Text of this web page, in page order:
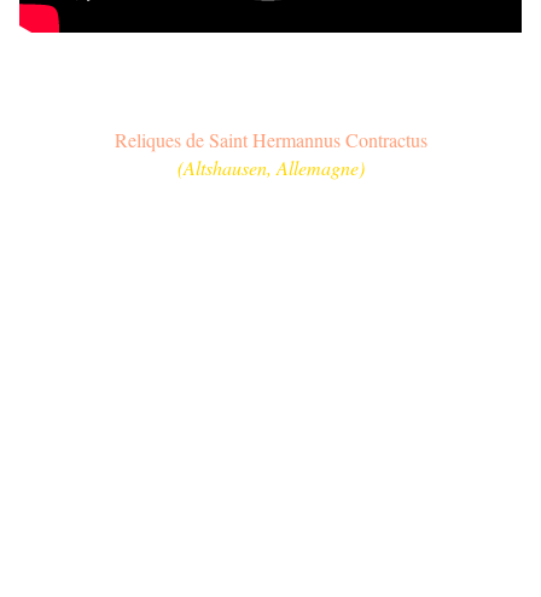
Reliques de Saint Hermannus Contractus
(Altshausen, Allemagne)